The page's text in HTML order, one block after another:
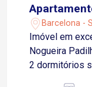
Barcelona -
Imóvel em
Nogueira Padilha! Bairro Barcelona em
2 dormitórios